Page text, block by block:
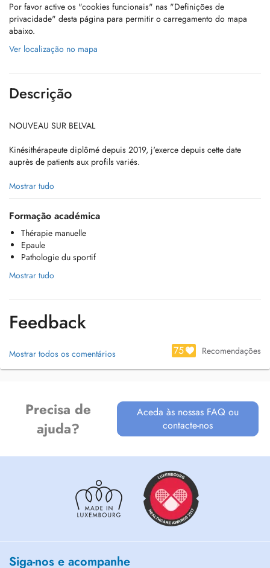
Por favor active os "cookies funcionais" nas "Definições de
privacidade" desta página para permitir o carregamento do mapa
abaixo.
Ver localização no mapa
Descrição
NOUVEAU SUR BELVAL
Kinésithérapeute diplômé depuis 2019, j'exerce depuis cette date
auprès de patients aux profils variés.
Je suis spécialisé en thérapie manuelle, en rééducation du sportif, sur
les épaules et le système nerveux périphérique ( sciatique etc...)
J'utilise également les ventouses et le strapping/ tapping en
complément de soin.
Je prends autant de plaisir à accompagner les sportifs professionnels
que les personnes âgées dans leur rééducation.
Mostrar tudo
Formação académica
Thérapie manuelle
Epaule
Pathologie du sportif
Mostrar tudo
Feedback
Mostrar todos os comentários 75 Recomendações
Precisa de
ajuda?
Aceda às nossas FAQ ou
contacte-nos
Siga-nos e acompanhe